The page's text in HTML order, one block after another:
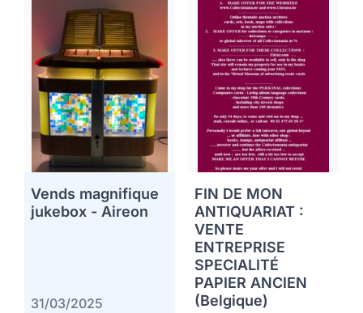
Vends magnifique
jukebox - Aireon
31/03/2025
FIN DE MON
ANTIQUARIAT :
VENTE
ENTREPRISE
SPECIALITÉ
PAPIER ANCIEN
(Belgique)